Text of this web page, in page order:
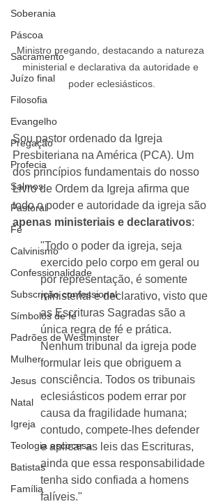
Soberania
Páscoa
Sacramento
Juízo final
Filosofia
Evangelho
Pregação
Profecia
Salmos
Pastoral
Fé
Calvinismo
Confessionalidade
Subscrição confessional
Símbolos de fé
Padrões de Westminster
Mulher
Jesus
Natal
Igreja
Teologia escocesa
Batistas
Família
Ministro pregando, destacando a natureza
ministerial e declarativa da autoridade e
poder eclesiásticos.
Sou pastor ordenado da Igreja
Presbiteriana na América (PCA). Um
dos princípios fundamentais do nosso
Livro de Ordem da Igreja afirma que
todo o poder e autoridade da igreja são
apenas ministeriais e declarativos:
"Todo o poder da igreja, seja
exercido pelo corpo em geral ou
por representação, é somente
ministerial e declarativo, visto que
as Escrituras Sagradas são a
única regra de fé e prática.
Nenhum tribunal da igreja pode
formular leis que obriguem a
consciência. Todos os tribunais
eclesiásticos podem errar por
causa da fragilidade humana;
contudo, compete-lhes defender
e aplicar as leis das Escrituras,
ainda que essa responsabilidade
tenha sido confiada a homens
falíveis."